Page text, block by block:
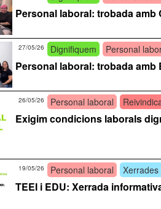
Personal laboral: trobada amb
Dignifiquem Personal
27/05/26
Personal laboral: trobada
Personal laboral
26/05/26
Exigim condicions laborals
Personal laboral
19/05/26
TEEI i EDU: Xerrada